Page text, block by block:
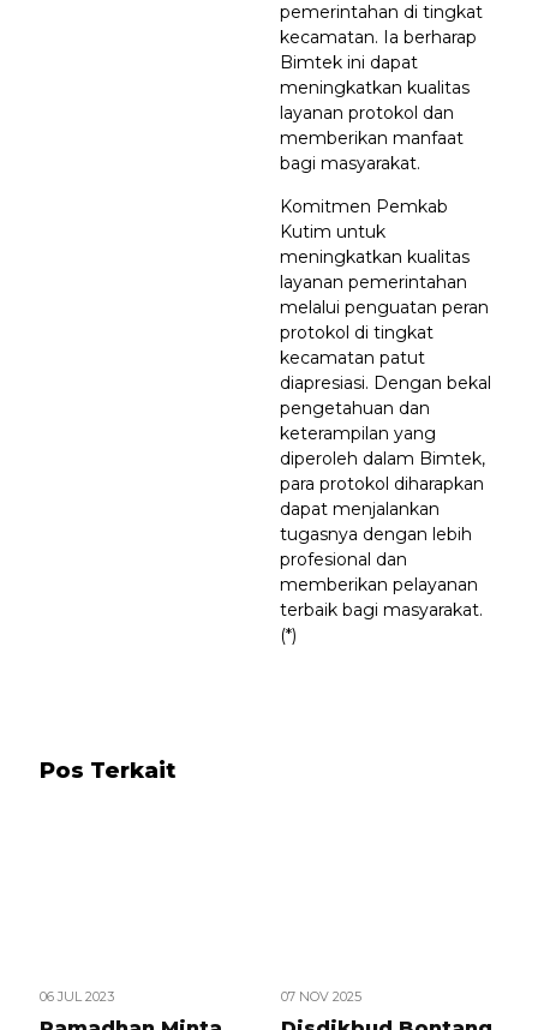
pemerintahan di tingkat
kecamatan. Ia berharap
Bimtek ini dapat
meningkatkan kualitas
layanan protokol dan
memberikan manfaat
bagi masyarakat.
Komitmen Pemkab
Kutim untuk
meningkatkan kualitas
layanan pemerintahan
melalui penguatan peran
protokol di tingkat
kecamatan patut
diapresiasi. Dengan bekal
pengetahuan dan
keterampilan yang
diperoleh dalam Bimtek,
para protokol diharapkan
dapat menjalankan
tugasnya dengan lebih
profesional dan
memberikan pelayanan
terbaik bagi masyarakat.
(*)
Pos Terkait
06 JUL 2023 07 NOV 2025